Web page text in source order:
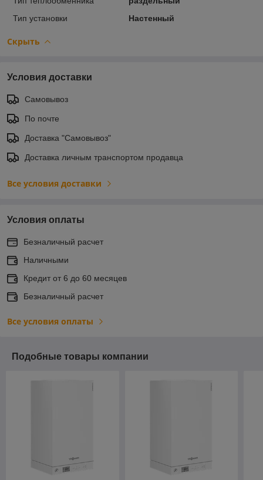
Тип установки
Настенный
Скрыть
Условия доставки
Самовывоз
По почте
Доставка "Самовывоз"
Доставка личным транспортом продавца
Все условия доставки
Условия оплаты
Безналичный расчет
Наличными
Кредит от 6 до 60 месяцев
Безналичный расчет
Все условия оплаты
Подобные товары компании